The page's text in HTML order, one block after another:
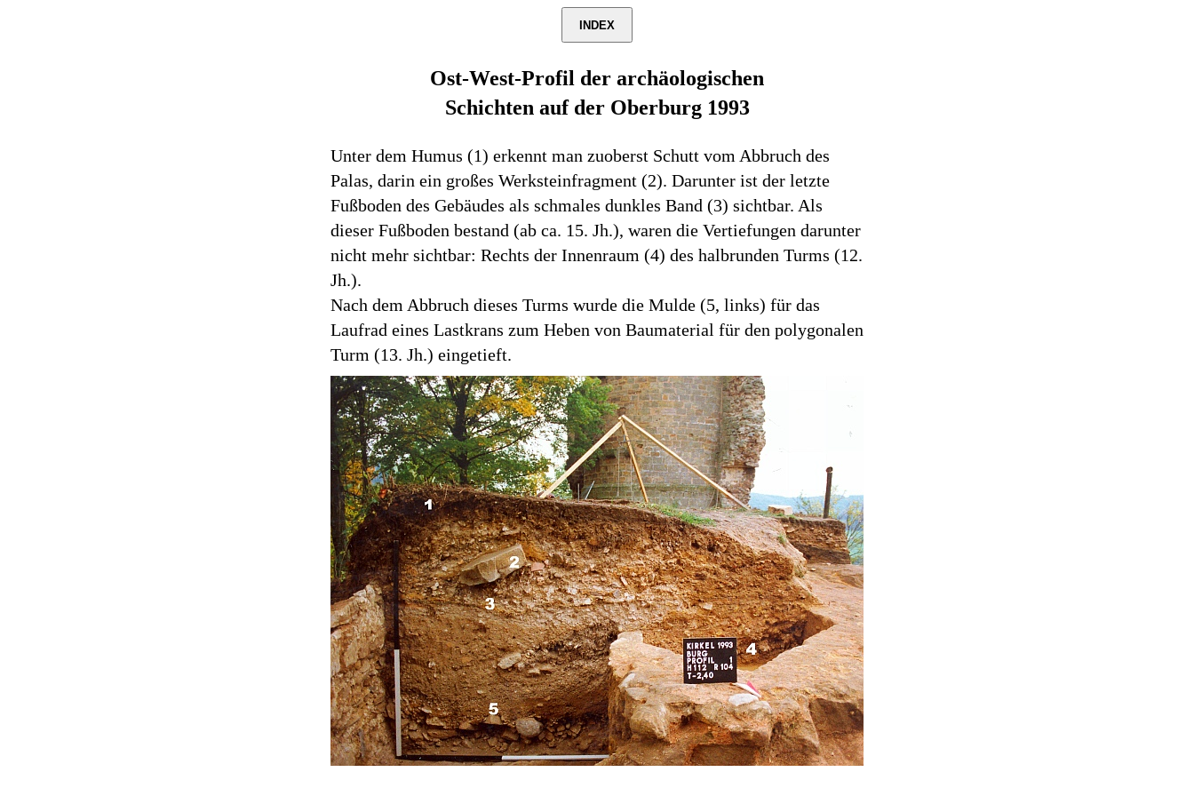
INDEX
Ost-West-Profil der archäologischen
Schichten auf der Oberburg 1993
Unter dem Humus (1) erkennt man zuoberst Schutt vom Abbruch des
Palas, darin ein großes Werksteinfragment (2). Darunter ist der letzte
Fußboden des Gebäudes als schmales dunkles Band (3) sichtbar. Als
dieser Fußboden bestand (ab ca. 15. Jh.), waren die Vertiefungen darunter
nicht mehr sichtbar: Rechts der Innenraum (4) des halbrunden Turms (12.
Jh.).
Nach dem Abbruch dieses Turms wurde die Mulde (5, links) für das
Laufrad eines Lastkrans zum Heben von Baumaterial für den polygonalen
Turm (13. Jh.) eingetieft.